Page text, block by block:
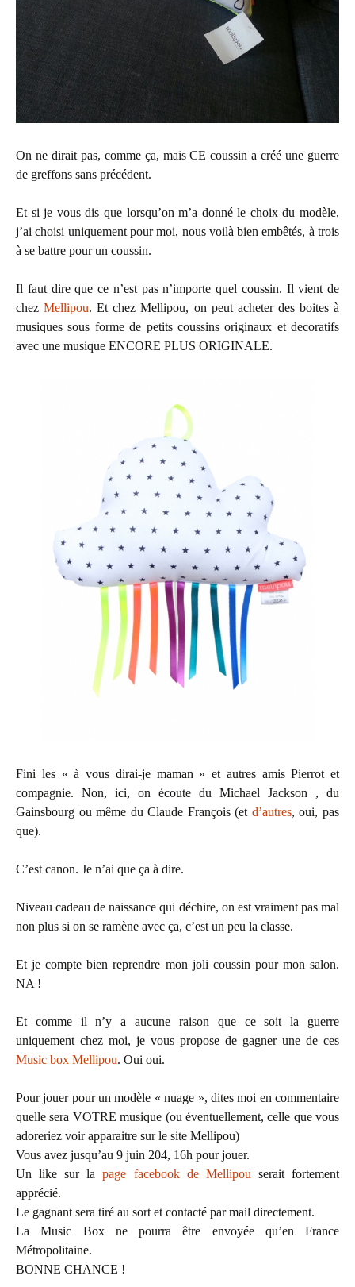
On ne dirait pas, comme ça, mais CE coussin a créé une guerre
de greffons sans précédent.
Et si je vous dis que lorsqu’on m’a donné le choix du modèle,
j’ai choisi uniquement pour moi, nous voilà bien embêtés, à trois
à se battre pour un coussin.
Il faut dire que ce n’est pas n’importe quel coussin. Il vient de
chezMellipou. Et chez Mellipou, on peut acheter des boites à
musiques sous forme de petits coussins originaux et decoratifs
avec une musique ENCORE PLUS ORIGINALE.
Fini les « à vous dirai-je maman » et autres amis Pierrot et
compagnie. Non, ici, on écoute du Michael Jackson , du
Gainsbourg ou même du Claude François (et d’autres, oui, pas
que).
C’est canon. Je n’ai que ça à dire.
Niveau cadeau de naissance qui déchire, on est vraiment pas mal
non plus si on se ramène avec ça, c’est un peu la classe.
Et je compte bien reprendre mon joli coussin pour mon salon.
NA !
Et comme il n’y a aucune raison que ce soit la guerre
uniquement chez moi, je vous propose de gagner une de ces
Music box Mellipou. Oui oui.
Pour jouer pour un modèle « nuage », dites moi en commentaire
quelle sera VOTRE musique (ou éventuellement, celle que vous
adoreriez voir apparaitre sur le site Mellipou)
Vous avez jusqu’au 9 juin 204, 16h pour jouer.
Un like sur lapage facebook de Mellipou serait fortement
apprécié.
Le gagnant sera tiré au sort et contacté par mail directement.
La Music Box ne pourra être envoyée qu’en France
Métropolitaine.
BONNE CHANCE !